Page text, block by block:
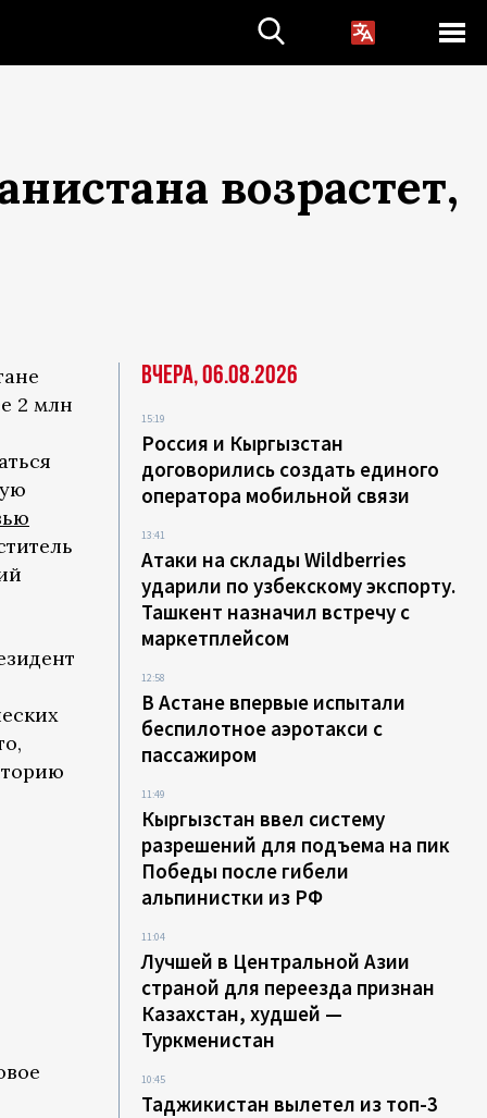
возрастет,
2 млн
Вчера, 06.08.2026
15:19
Россия и Кыргызстан
договорились создать единого
оператора мобильной связи
13:41
Атаки на склады Wildberries
ударили по узбекскому экспорту.
Ташкент назначил встречу с
маркетплейсом
12:58
В Астане впервые испытали
беспилотное аэротакси с
пассажиром
11:49
Кыргызстан ввел систему
разрешений для подъема на пик
Победы после гибели
альпинистки из РФ
11:04
Лучшей в Центральной Азии
страной для переезда признан
Казахстан, худшей —
Туркменистан
10:45
Таджикистан вылетел из топ-3